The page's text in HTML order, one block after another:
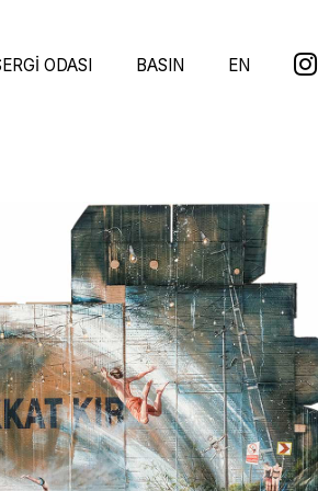
ODASI BASIN EN